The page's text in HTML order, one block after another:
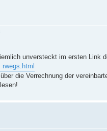
unversteckt im ersten Link
die Verrechnung der